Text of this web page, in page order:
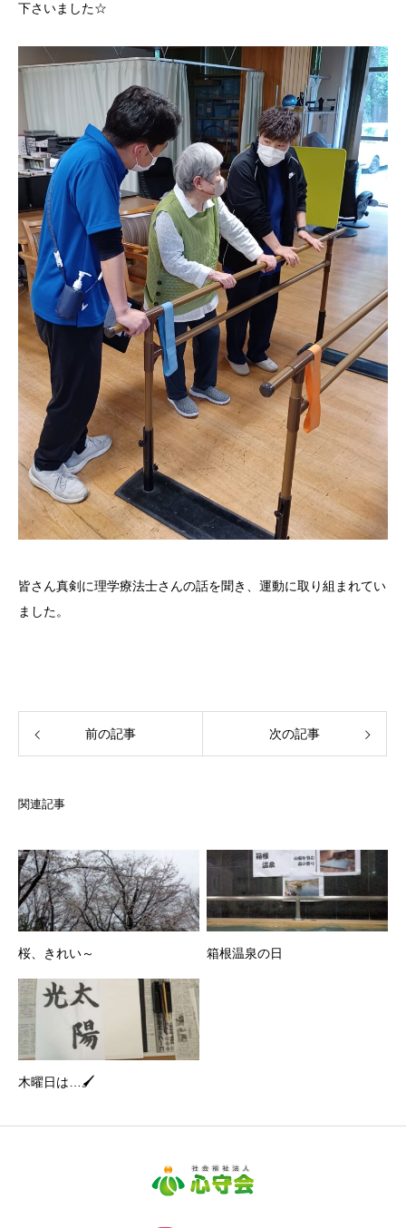
下さいました☆
皆さん真剣に理学療法士さんの話を聞き、運動に取り組まれてい
ました。
前の記事 次の記事
関連記事
桜、きれい～ 箱根温泉の日
木曜日は…🖌